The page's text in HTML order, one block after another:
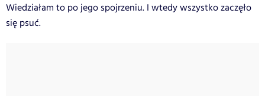
Wiedziałam to po jego spojrzeniu. I wtedy wszystko zaczęło
się psuć.